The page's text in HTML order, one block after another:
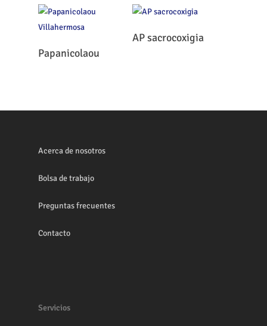
Leer Más
Papanicolaou
Leer Más
AP sacrocoxigia
Acerca de nosotros
Bolsa de trabajo
Preguntas frecuentes
Contacto
Servicios